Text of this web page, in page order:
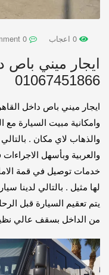
ايجار ميني باص
01067451866
ايجار ميني باص داخل
وامكانية مبيت السيارة مع
والذهاب لاي مكان . بالتالي
والعربية وبأسهل
خدمات توصيل في قمة
لها مثيل . بالتالي لدينا
يتم تعقيم السيارة قبل
من الداخل بسقف عالي نظيف ايجار باص